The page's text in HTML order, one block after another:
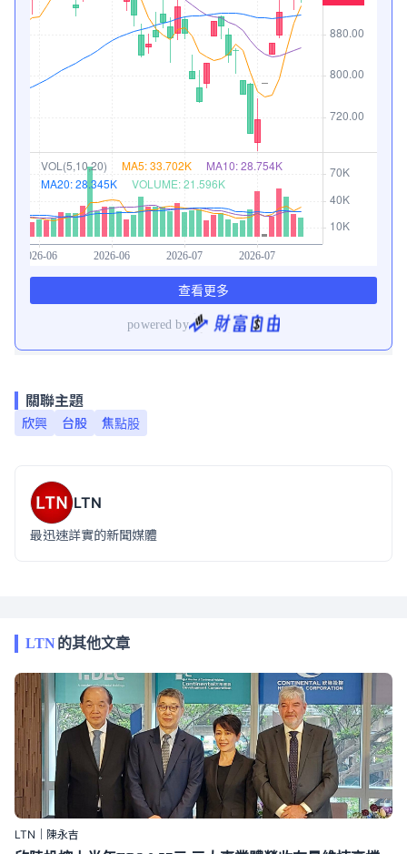
關聯主題
欣興 台股 焦點股
LTN
最迅速詳實的新聞媒體
LTN的其他文章
LTN｜陳永吉